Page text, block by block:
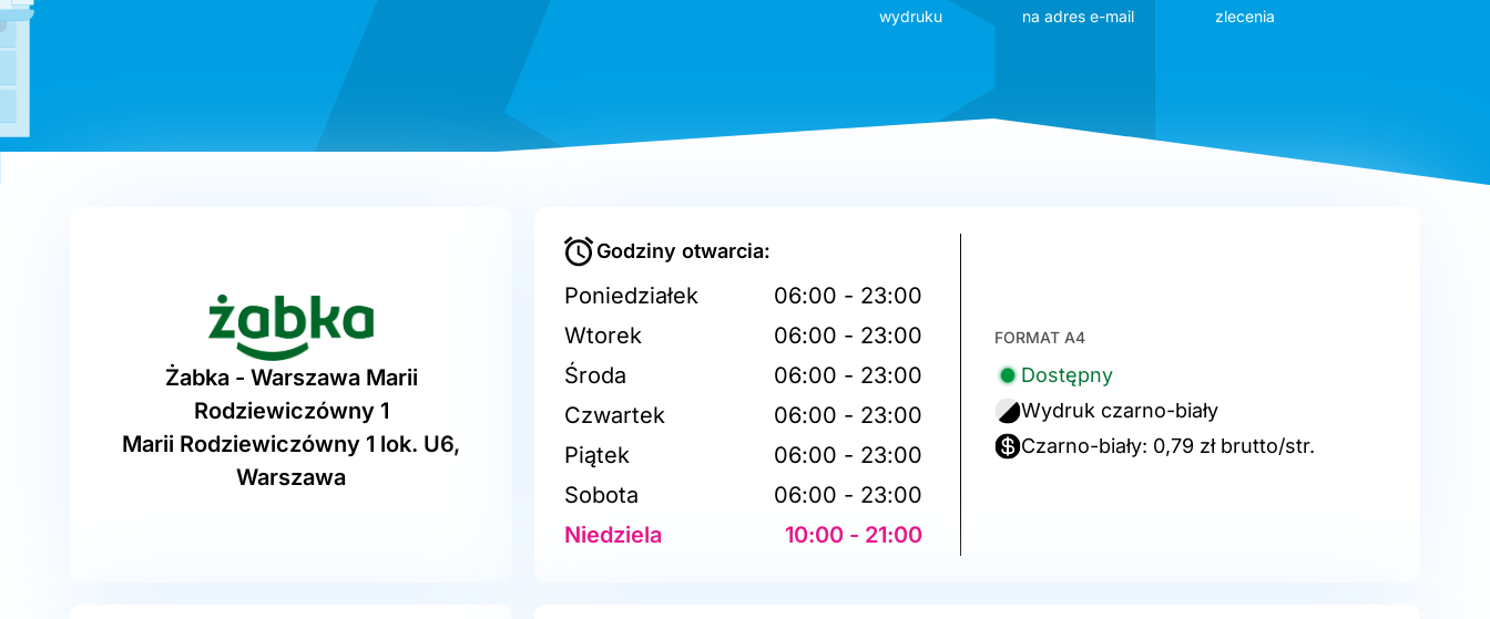
wydruku
na adres e-mail
zlecenia
Żabka - Warszawa Marii
Rodziewiczówny 1
Marii Rodziewiczówny 1 lok. U6,
Warszawa
Godziny otwarcia:
Poniedziałek
06:00 - 23:00
Wtorek
06:00 - 23:00
Środa
06:00 - 23:00
Czwartek
06:00 - 23:00
Piątek
06:00 - 23:00
Sobota
06:00 - 23:00
Niedziela
10:00 - 21:00
FORMAT A4
Dostępny
Wydruk czarno-biały
Czarno-biały: 0,79 zł brutto/str.